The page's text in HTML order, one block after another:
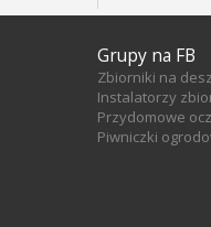
Grupy na FB
Zbiorniki na
Instalatorzy
Przydomowe
Piwniczki